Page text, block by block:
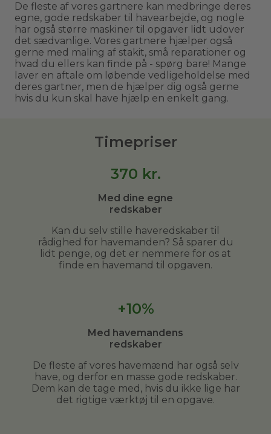
De fleste af vores gartnere kan medbringe deres
egne, gode redskaber til havearbejde, og nogle
har også større maskiner til opgaver lidt udover
det sædvanlige. Vores gartnere hjælper også
gerne med maling af stakit, små reparationer og
hvad du ellers kan finde på - spørg bare! Mange
laver en aftale om løbende vedligeholdelse med
deres gartner, men de hjælper dig også gerne
hvis du kun skal have hjælp en enkelt gang.
Timepriser
370 kr.
Med dine egne
redskaber
Kan du selv stille haveredskaber til
rådighed for havemanden? Så sparer du
lidt penge, og det er nemmere for os at
finde en havemand til opgaven.
+10%
Med havemandens
redskaber
De fleste af vores havemænd har også selv
have, og derfor en masse gode redskaber.
Dem kan de tage med, hvis du ikke lige har
det rigtige værktøj til en opgave.